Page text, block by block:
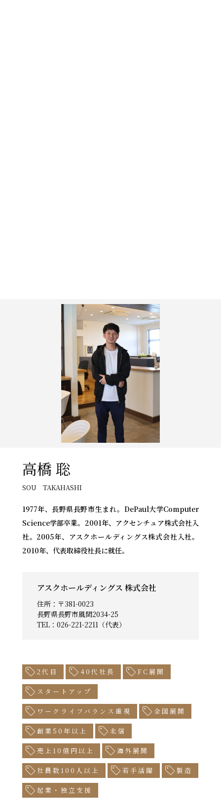
高橋 聡
SOU TAKAHASHI
1977年、長野県長野市生まれ。DePaul大学Computer
Science学部卒業。2001年、アクセンチュア株式会社入
社。2005年、アスクホールディングス株式会社入社。
2010年、代表取締役社長に就任。
アスクホールディングス 株式会社
住所：〒381-0023
長野県長野市風間2034-25
TEL： 026-221-2211（代表）
2代目 40代社長 FC展開
スタートアップ
ワークライフバランス重視 全国展開
創業50年以上 北信
売上10億円以上 海外展開
社員数100人以上 若手活躍 製造
起業・独立支援